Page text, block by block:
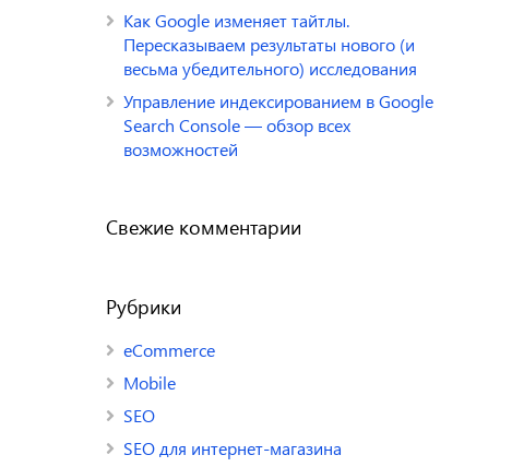
Как Google изменяет тайтлы.
Пересказываем результаты нового (и
весьма убедительного) исследования
Управление индексированием в Google
Search Console — обзор всех
возможностей
Свежие комментарии
Рубрики
eCommerce
Mobile
SEO
SEO для интернет-магазина